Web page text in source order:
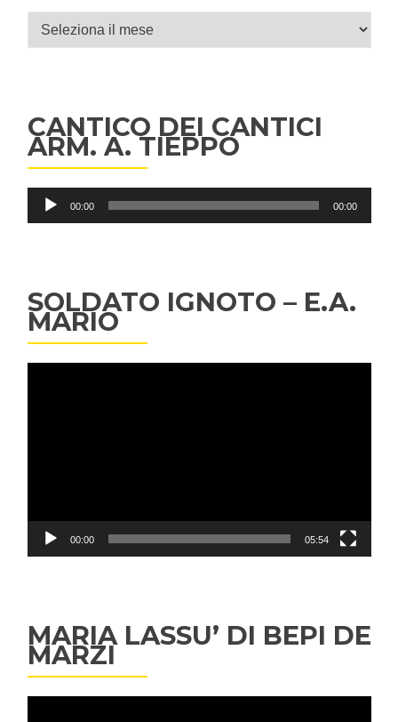
Archivi
CANTICO DEI CANTICI
ARM. A. TIEPPO
Audio
00:00 00:00
SOLDATO IGNOTO – E.A.
MARIO
00:00 05:54
MARIA LASSU’ DI BEPI DE
MARZI